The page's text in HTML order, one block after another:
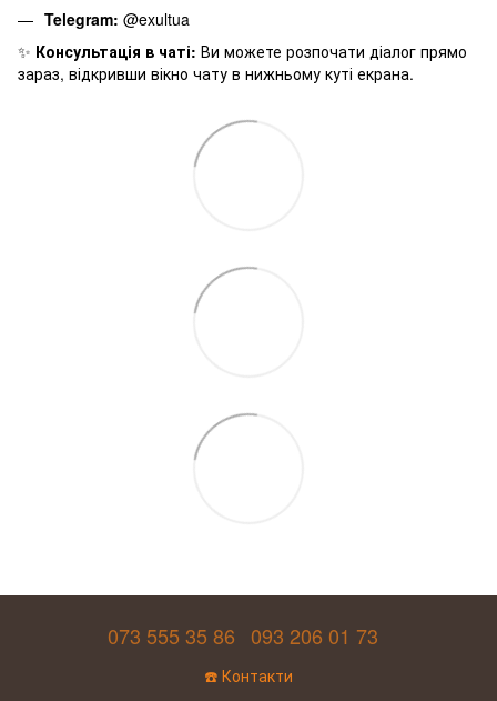
Telegram: @exultua
✨ Консультація в чаті: Ви можете розпочати діалог прямо
зараз, відкривши вікно чату в нижньому куті екрана.
073 555 35 86 093 206 01 73
☎️ Контакти